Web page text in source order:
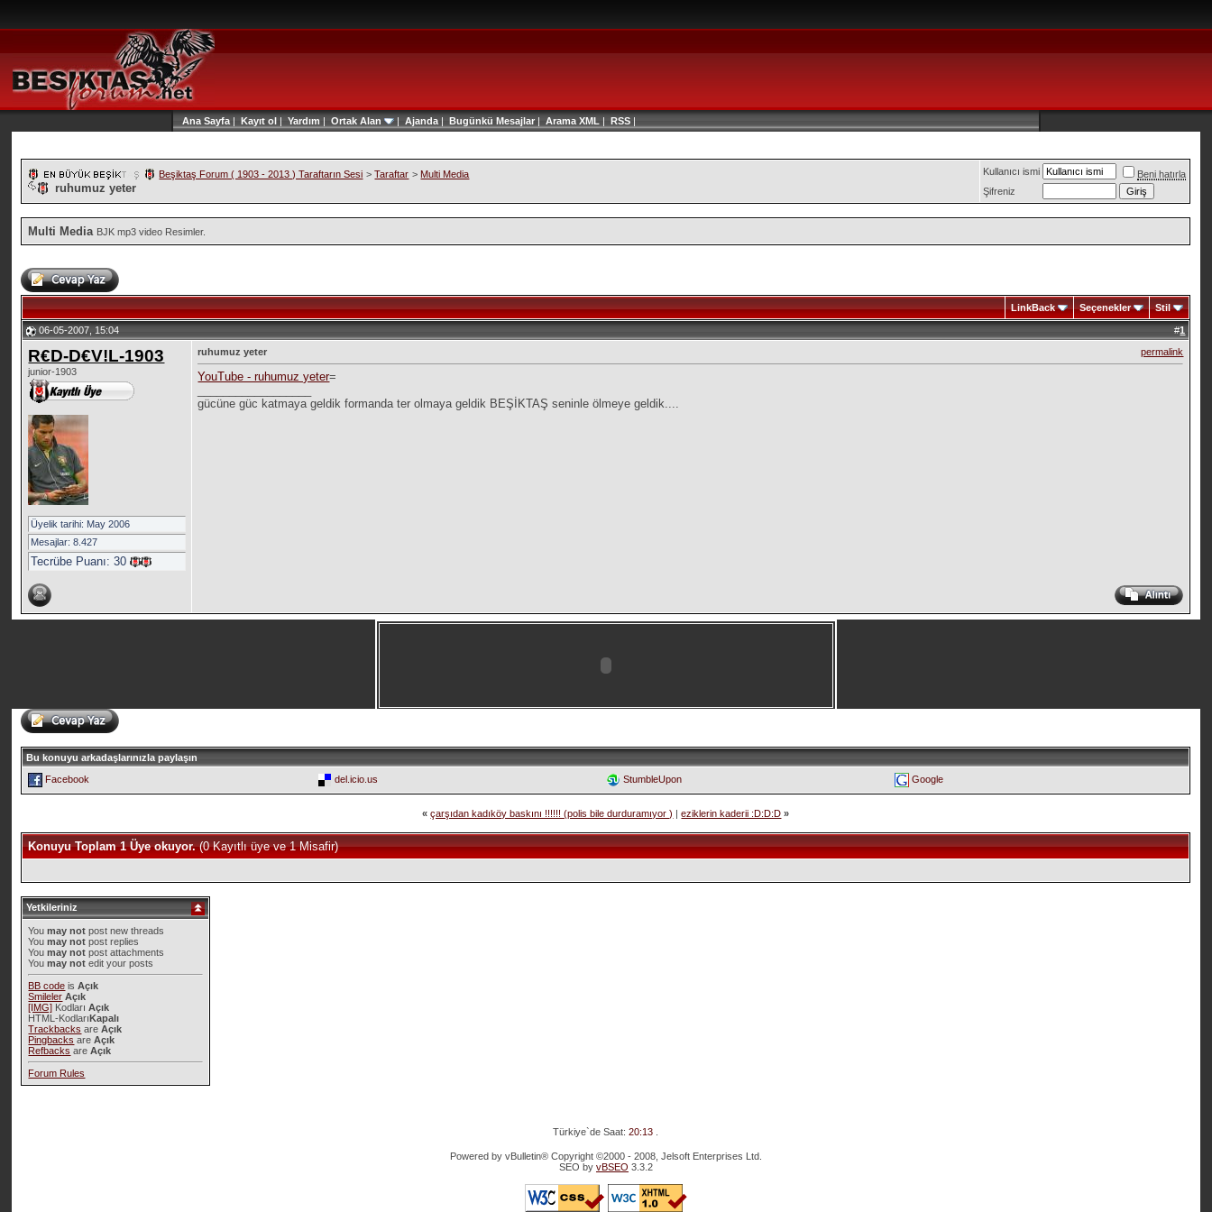
Ana Sayfa | Kayıt ol | Yardım | Ortak Alan | Ajanda | Bugünkü Mesajlar| Arama XML | RSS |
Beşiktaş Forum ( 1903 - 2013 ) Taraftarın Sesi >Taraftar > Multi Media
ruhumuz yeter
Kullanıcı ismi
Beni hatırla
Şifreniz
Multi Media BJK mp3 video Resimler.
LinkBack Seçenekler Stil
06-05-2007, 15:04 #1
R€D-D€V!L-1903
junior-1903
Üyelik tarihi: May 2006
Mesajlar: 8.427
Tecrübe Puanı:30
ruhumuz yeter permalink
YouTube - ruhumuz yeter=
gücüne güc katmaya geldik formanda ter olmaya geldik BEŞİKTAŞ seninle ölmeye geldik....
Bu konuyu arkadaşlarınızla paylaşın
Facebook
del.icio.us StumbleUpon Google
« çarşıdan kadıköy baskını !!!!!! (polis bile durduramıyor ) |eziklerin kaderii :D:D:D »
Konuyu Toplam 1 Üye okuyor.(0 Kayıtlı üye ve 1 Misafir)
Yetkileriniz
Youmay not post new threads
Youmay not post replies
Youmay not post attachments
Youmay not edit your posts
BB code isAçık
Smileler Açık
[IMG] KodlarıAçık
HTML-KodlarıKapalı
Trackbacks areAçık
Pingbacks areAçık
Refbacks areAçık
Forum Rules
Türkiye`de Saat:20:13
Powered by vBulletin® Copyright ©2000 - 2008, Jelsoft Enterprises Ltd.
SEO by vBSEO 3.3.2